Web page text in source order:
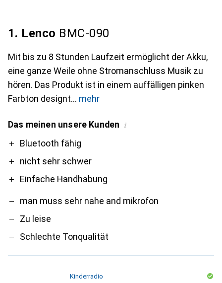
1. Lenco BMC-090
Mit bis zu 8 Stunden Laufzeit ermöglicht der Akku,
eine ganze Weile ohne Stromanschluss Musik zu
hören. Das Produkt ist in einem auffälligen pinken
Farbton designt
mehr
Das meinen unsere Kunden i
ProBluetooth fähig
nicht sehr schwer
Einfache Handhabung
Contra
man muss sehr nahe and mikrofon
Zu leise
Schlechte Tonqualität
Kinderradio